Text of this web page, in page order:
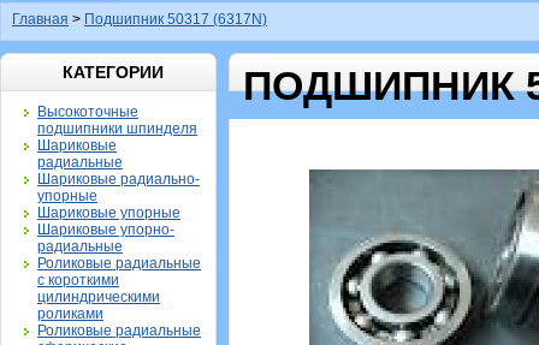
Главная > Подшипник 50317 (6317N)
КАТЕГОРИИ
Высокоточные
подшипники шпинделя
Шариковые
радиальные
Шариковые радиально-
упорные
Шариковые упорные
Шариковые упорно-
радиальные
Роликовые радиальные
с короткими
цилиндрическими
роликами
Роликовые радиальные
ПОДШИПНИК